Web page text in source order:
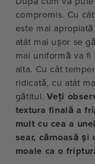
compromis. Cu
este mai
atât mai ușor se
mai uniformă va
alta. Cu cât
ridicată, cu atât
gătitul.Veți
textura finală a
mult cu cea a
sear, cărnoasă și
moale ca o